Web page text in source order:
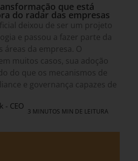
que está
do radar das empresas
deixou de ser um projeto
e passou a fazer parte da
áreas da empresa. O
muitos casos, sua adoção
do que os mecanismos de
e governança capazes de
- CEO
3 MINUTOS MIN DE LEITURA